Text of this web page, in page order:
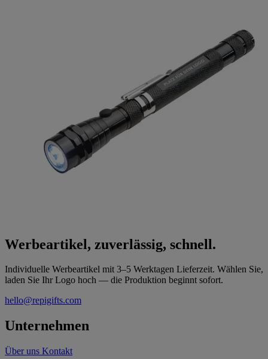
Werbeartikel, zuverlässig, schnell.
Individuelle Werbeartikel mit 3–5 Werktagen Lieferzeit. Wählen Sie,
laden Sie Ihr Logo hoch — die Produktion beginnt sofort.
hello@repigifts.com
Unternehmen
Über uns Kontakt